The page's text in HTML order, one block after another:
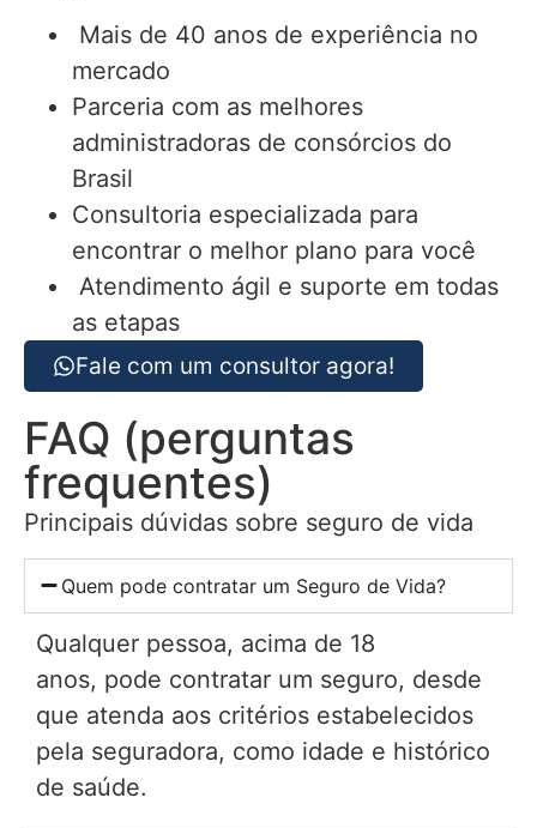
Mais de 40 anos de experiência no
mercado
Parceria com as melhores
administradoras de consórcios do
Brasil
Consultoria especializada para
encontrar o melhor plano para você
Atendimento ágil e suporte em todas
as etapas
Fale com um consultor agora!
FAQ (perguntas
frequentes)
Principais dúvidas sobre seguro de vida
Quem pode contratar um Seguro de Vida?
Qualquer pessoa, acima de 18
anos, pode contratar um seguro, desde
que atenda aos critérios estabelecidos
pela seguradora, como idade e histórico
de saúde.